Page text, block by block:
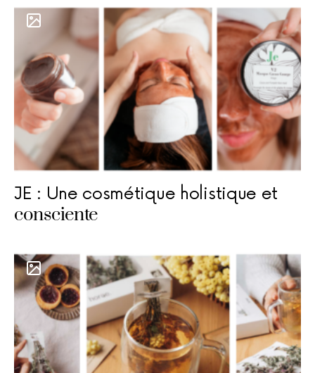
JE : Une cosmétique holistique et
consciente